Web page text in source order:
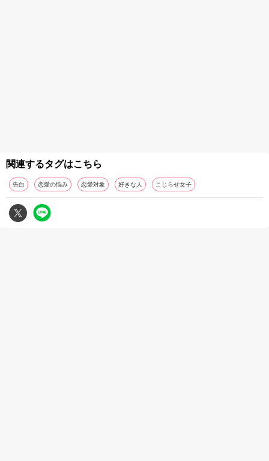
関連するタグはこちら
告白 恋愛の悩み 恋愛対象 好きな人 こじらせ女子